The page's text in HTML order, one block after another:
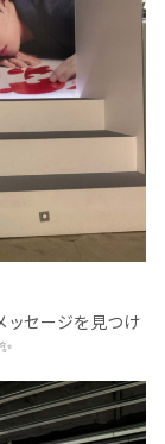
ッセージを見つけ